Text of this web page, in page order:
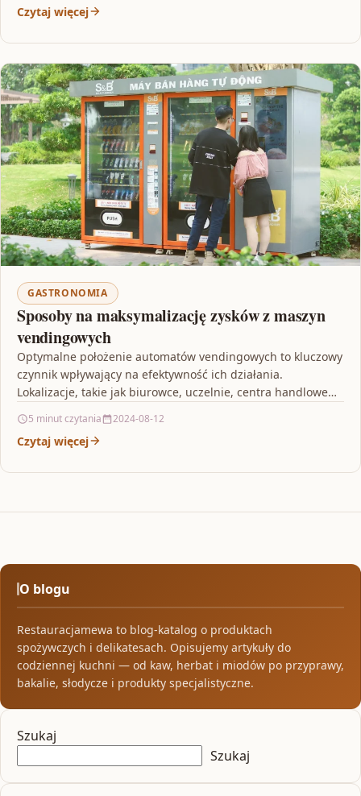
Czytaj więcej
GASTRONOMIA
Sposoby na maksymalizację zysków z maszyn
vendingowych
Optymalne położenie automatów vendingowych to kluczowy
czynnik wpływający na efektywność ich działania.
Lokalizacje, takie jak biurowce, uczelnie, centra handlowe
5 minut czytania 2024-08-12
Czytaj więcej
O blogu
Restauracjamewa to blog-katalog o produktach
spożywczych i delikatesach. Opisujemy artykuły do
codziennej kuchni — od kaw, herbat i miodów po przyprawy,
bakalie, słodycze i produkty specjalistyczne.
Szukaj
Szukaj